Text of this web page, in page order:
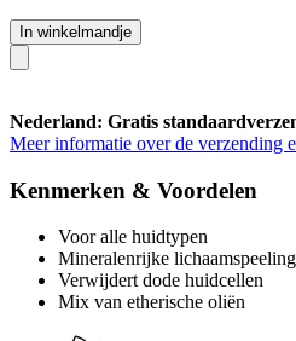
In winkelmandje
Nederland: Gratis
Meer informatie over de verzending
Kenmerken & Voordelen
Voor alle huidtypen
Mineralenrijke lichaamspeeling
Verwijdert dode huidcellen
Mix van etherische oliën